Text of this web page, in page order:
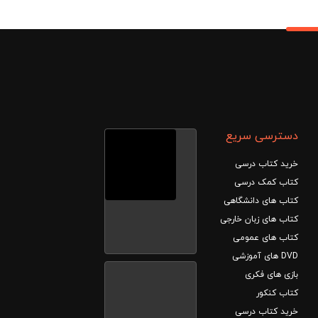
دسترسی سریع
خرید کتاب درسی
کتاب کمک درسی
کتاب های دانشگاهی
کتاب های زبان خارجی
کتاب های عمومی
DVD های آموزشی
بازی های فکری
کتاب کنکور
خرید کتاب درسی